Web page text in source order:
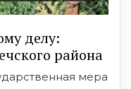
делу:
района
мера